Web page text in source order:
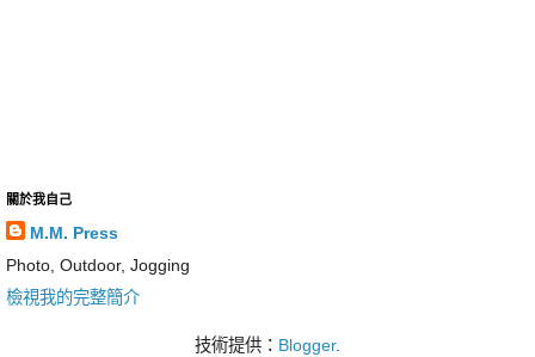
關於我自己
M.M. Press
Photo, Outdoor, Jogging
檢視我的完整簡介
技術提供： Blogger.